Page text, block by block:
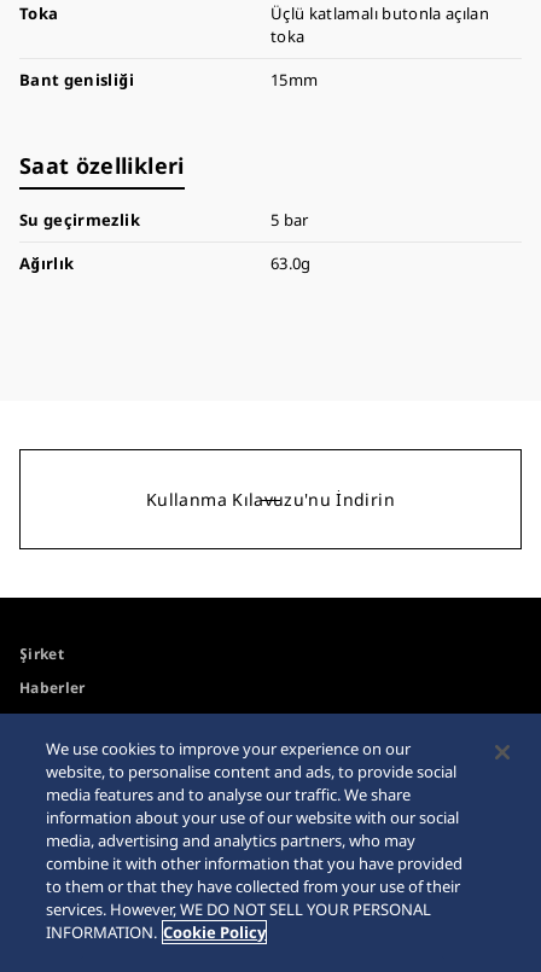
Toka
Üçlü katlamalı butonla açılan
toka
Bant genisliği
15mm
Saat özellikleri
Su geçirmezlik
5 bar
Ağırlık
63.0g
Kullanma Kılavuzu'nu İndirin
Şirket
Haberler
Erişilebilirlik
Gereksinimler
İnternet Alışveriş Uyarısı
Site Haritası
We use cookies to improve your experience on our
website, to personalise content and ads, to provide social
media features and to analyse our traffic. We share
information about your use of our website with our social
media, advertising and analytics partners, who may
combine it with other information that you have provided
to them or that they have collected from your use of their
services. However, WE DO NOT SELL YOUR PERSONAL
INFORMATION. Cookie Policy